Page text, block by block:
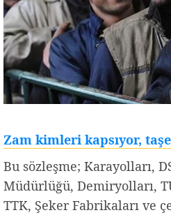
Zam kimleri kapsıyor,
Bu sözleşme; Karayolları,
Müdürlüğü, Demiryolları,
TTK, Şeker Fabrikaları ve